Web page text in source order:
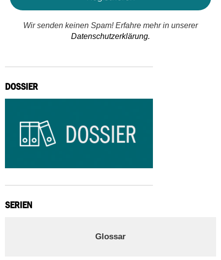
Wir senden keinen Spam! Erfahre mehr in unserer
Datenschutzerklärung.
DOSSIER
SERIEN
Glossar